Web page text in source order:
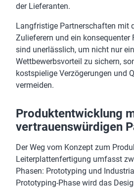
der Lieferanten.
Langfristige Partnerschaften mit
Zulieferern und ein konsequenter
sind unerlässlich, um nicht nur
Wettbewerbsvorteil zu sichern,
kostspielige Verzögerungen und
vermeiden.
Produktentwicklung
vertrauenswürdigen
Der Weg vom Konzept zum
Leiterplattenfertigung umfasst
Phasen: Prototyping und
Prototyping-Phase wird das